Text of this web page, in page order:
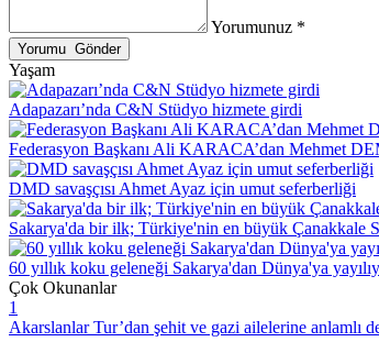
Yorumunuz *
Yaşam
Adapazarı’nda C&N Stüdyo hizmete girdi
Federasyon Başkanı Ali KARACA’dan Mehmet
DMD savaşçısı Ahmet Ayaz için umut seferberliği
Sakarya'da bir ilk; Türkiye'nin en büyük Çanakkale
60 yıllık koku geleneği Sakarya'dan Dünya'ya
Çok Okunanlar
1
Akarslanlar Tur’dan şehit ve gazi ailelerine anlamlı